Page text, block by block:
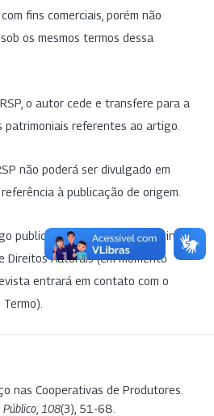
fins comerciais, porém não
os mesmos termos dessa
o autor cede e transfere para a
patrimoniais referentes ao artigo.
não poderá ser divulgado em
à publicação de origem.
publicado na RSP deverá assinar
Direitos Autorais (em momento
entrará em contato com o
nas Cooperativas de Produtores.
108(3), 51-68.